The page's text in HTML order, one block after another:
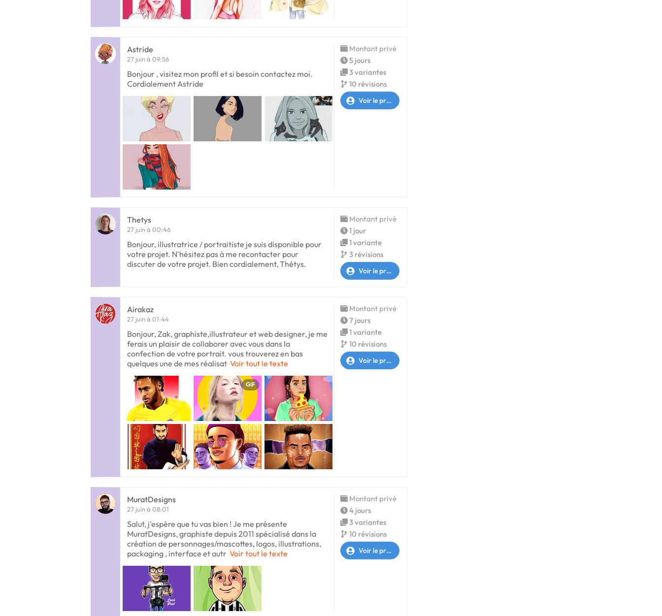
Astride
27 juin à 09:56
Bonjour , visitez mon profil et si besoin contactez moi.
Cordialement Astride
Montant privé
5 jours
3 variantes
10 révisions
Voir le profil
Thetys
27 juin à 00:46
Bonjour, illustratrice / portraitiste je suis disponible pour
votre projet. N'hésitez pas à me recontacter pour
discuter de votre projet. Bien cordialement, Thétys.
Montant privé
1 jour
1 variante
3 révisions
Voir le profil
Airakaz
27 juin à 01:44
Bonjour, Zak, graphiste,illustrateur et web designer, je me
ferais un plaisir de collaborer avec vous dans la
confection de votre portrait. vous trouverez en bas
quelques une de mes réalisat Voir tout le texte
GIF
Montant privé
7 jours
1 variante
10 révisions
Voir le profil
MuratDesigns
27 juin à 08:01
Salut, j'espère que tu vas bien ! Je me présente
MuratDesigns, graphiste depuis 2011 spécialisé dans la
création de personnages/mascottes, logos, illustrations,
packaging , interface et autr Voir tout le texte
Montant privé
4 jours
3 variantes
10 révisions
Voir le profil